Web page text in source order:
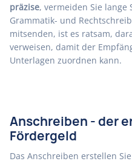
präzise, vermeiden Sie lange
Grammatik- und
mitsenden, ist es ratsam,
verweisen, damit der
Unterlagen zuordnen kann.
Anschreiben - der
Fördergeld
Das Anschreiben erstellen Sie